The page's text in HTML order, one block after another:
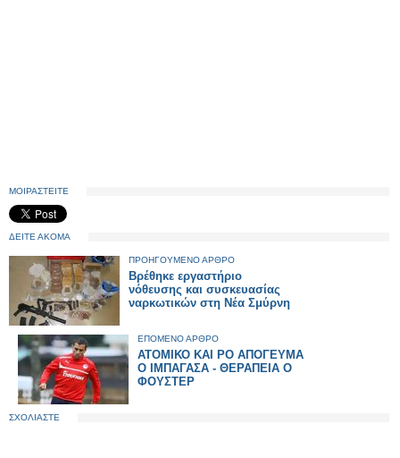
ΜΟΙΡΑΣΤΕΙΤΕ
ΔΕΙΤΕ ΑΚΟΜΑ
ΠΡΟΗΓΟΥΜΕΝΟ ΑΡΘΡΟ
Βρέθηκε εργαστήριο
νόθευσης και συσκευασίας
ναρκωτικών στη Νέα Σμύρνη
ΕΠΟΜΕΝΟ ΑΡΘΡΟ
ΑΤΟΜΙΚΟ ΚΑΙ ΡΟ ΑΠΟΓΕΥΜΑ
Ο ΙΜΠΑΓΑΣΑ - ΘΕΡΑΠΕΙΑ Ο
ΦΟΥΣΤΕΡ
ΣΧΟΛΙΑΣΤΕ